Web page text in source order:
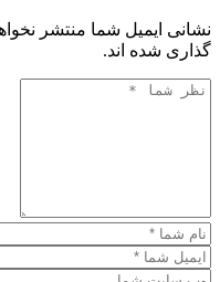
نشانی ایمیل شما منتشر
گذاری شده اند.